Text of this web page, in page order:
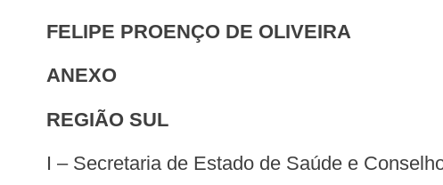
FELIPE PROENÇO DE OLIVEIRA
ANEXO
REGIÃO SUL
I – Secretaria de Estado de Saúde e